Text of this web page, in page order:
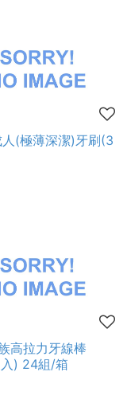
(極薄深潔)牙刷(3
高拉力牙線棒
) 24組/箱